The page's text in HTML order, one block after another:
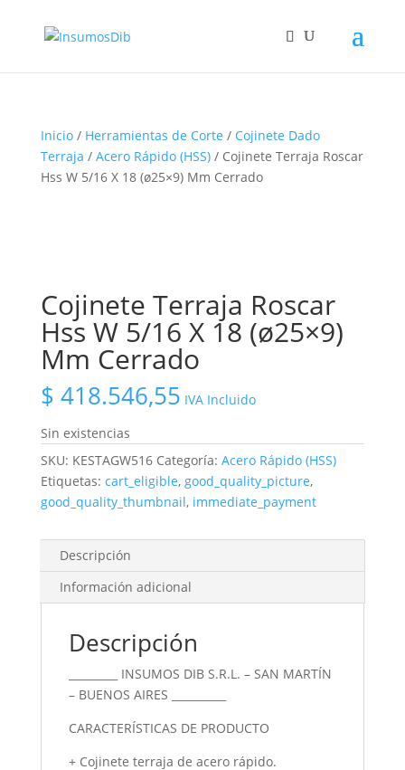
Inicio/ Herramientas de Corte / Cojinete Dado
Terraja / Acero Rápido (HSS)/ Cojinete Terraja Roscar
Hss W 5/16 X 18 (ø25×9) Mm Cerrado
Cojinete Terraja Roscar
Hss W 5/16 X 18 (ø25×9)
Mm Cerrado
$ 418.546,55 IVA Incluido
Sin existencias
SKU: KESTAGW516 Categoría: Acero Rápido (HSS)
Etiquetas: cart_eligible, good_quality_picture,
good_quality_thumbnail, immediate_payment
Descripción
Información adicional
Descripción
_________ INSUMOS DIB S.R.L. – SAN MARTÍN
– BUENOS AIRES __________
CARACTERÍSTICAS DE PRODUCTO
+ Cojinete terraja de acero rápido.